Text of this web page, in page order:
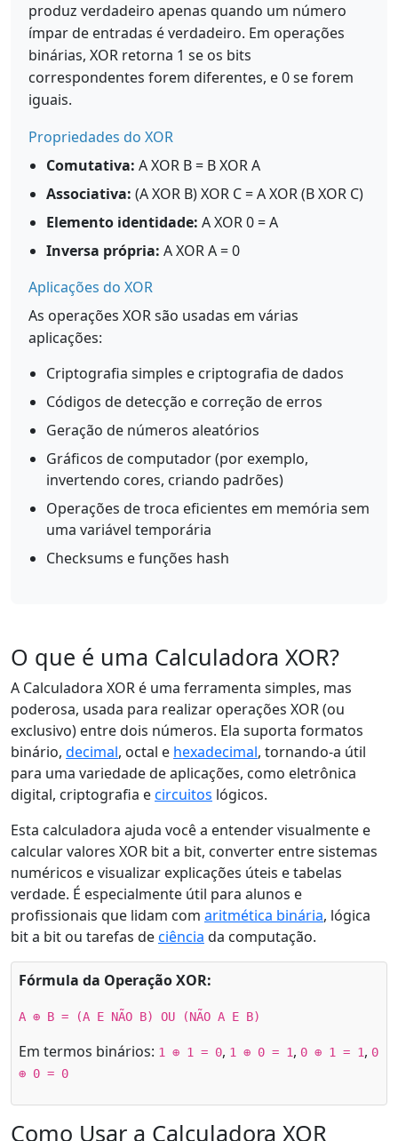
produz verdadeiro apenas quando um número
ímpar de entradas é verdadeiro. Em operações
binárias, XOR retorna 1 se os bits
correspondentes forem diferentes, e 0 se forem
iguais.
Propriedades do XOR
Comutativa: A XOR B = B XOR A
Associativa: (A XOR B) XOR C = A XOR (B XOR C)
Elemento identidade: A XOR 0 = A
Inversa própria: A XOR A = 0
Aplicações do XOR
As operações XOR são usadas em várias
aplicações:
Criptografia simples e criptografia de dados
Códigos de detecção e correção de erros
Geração de números aleatórios
Gráficos de computador (por exemplo,
invertendo cores, criando padrões)
Operações de troca eficientes em memória sem
uma variável temporária
Checksums e funções hash
O que é uma Calculadora XOR?
A Calculadora XOR é uma ferramenta simples, mas
poderosa, usada para realizar operações XOR (ou
exclusivo) entre dois números. Ela suporta formatos
binário, decimal, octal e hexadecimal, tornando-a útil
para uma variedade de aplicações, como eletrônica
digital, criptografia ecircuitos lógicos.
Esta calculadora ajuda você a entender visualmente e
calcular valores XOR bit a bit, converter entre sistemas
numéricos e visualizar explicações úteis e tabelas
verdade. É especialmente útil para alunos e
profissionais que lidam com aritmética binária, lógica
bit a bit ou tarefas deciência da computação.
Fórmula da Operação XOR:
A ⊕ B = (A E NÃO B) OU (NÃO A E B)
Em termos binários: 1 ⊕ 1 = 0, 1 ⊕ 0 = 1, 0 ⊕ 1 = 1, 0
⊕ 0 = 0
Como Usar a Calculadora XOR